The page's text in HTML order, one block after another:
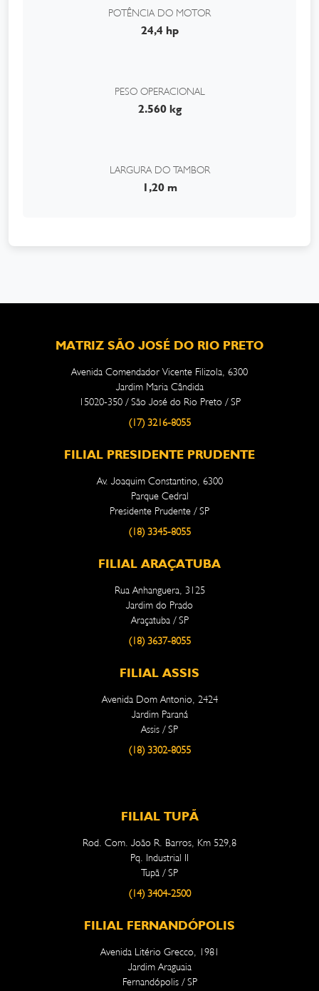
POTÊNCIA DO MOTOR
24,4 hp
PESO OPERACIONAL
2.560 kg
LARGURA DO TAMBOR
1,20 m
MATRIZ SÃO JOSÉ DO RIO PRETO
Avenida Comendador Vicente Filizola, 6300
Jardim Maria Cândida
15020-350 / São José do Rio Preto / SP
(17) 3216-8055
FILIAL PRESIDENTE PRUDENTE
Av. Joaquim Constantino, 6300
Parque Cedral
Presidente Prudente / SP
(18) 3345-8055
FILIAL ARAÇATUBA
Rua Anhanguera, 3125
Jardim do Prado
Araçatuba / SP
(18) 3637-8055
FILIAL ASSIS
Avenida Dom Antonio, 2424
Jardim Paraná
Assis / SP
(18) 3302-8055
FILIAL TUPÃ
Rod. Com. João R. Barros, Km 529,8
Pq. Industrial II
Tupã / SP
(14) 3404-2500
FILIAL FERNANDÓPOLIS
Avenida Litério Grecco, 1981
Jardim Araguaia
Fernandópolis / SP